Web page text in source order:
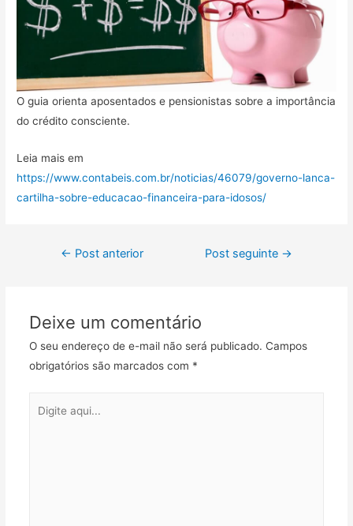
O guia orienta aposentados e pensionistas sobre a importância
do crédito consciente.
Leia mais em
https://www.contabeis.com.br/noticias/46079/governo-lanca-
cartilha-sobre-educacao-financeira-para-idosos/
← Post anterior Post seguinte →
Deixe um comentário
O seu endereço de e-mail não será publicado. Campos
obrigatórios são marcados com *